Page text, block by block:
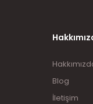
Blog
İletişim